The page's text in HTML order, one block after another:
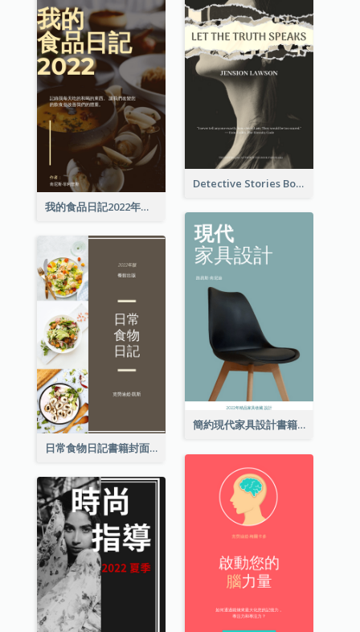
Detective Stories Book Cover
我的食品日記2022年書籍封面
簡約現代家具設計書籍封面
日常食物日記書籍封面